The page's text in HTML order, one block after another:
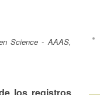
Science - AAAS,